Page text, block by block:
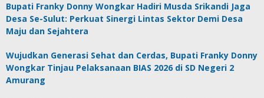
Bupati Franky Donny Wongkar Hadiri Musda Srikandi Jaga
Desa Se-Sulut: Perkuat Sinergi Lintas Sektor Demi Desa
Maju dan Sejahtera
Wujudkan Generasi Sehat dan Cerdas, Bupati Franky Donny
Wongkar Tinjau Pelaksanaan BIAS 2026 di SD Negeri 2
Amurang